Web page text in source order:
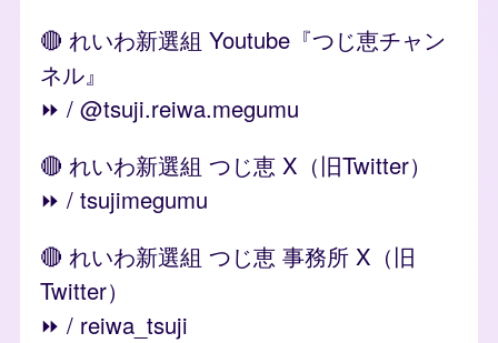
🔴 れいわ新選組 Youtube『つじ恵チャン
ネル』
⏩️ / @tsuji.reiwa.megumu
🔴 れいわ新選組 つじ恵 X（旧Twitter）
⏩️ / tsujimegumu
🔴 れいわ新選組 つじ恵 事務所 X（旧
Twitter）
⏩️ / reiwa_tsuji